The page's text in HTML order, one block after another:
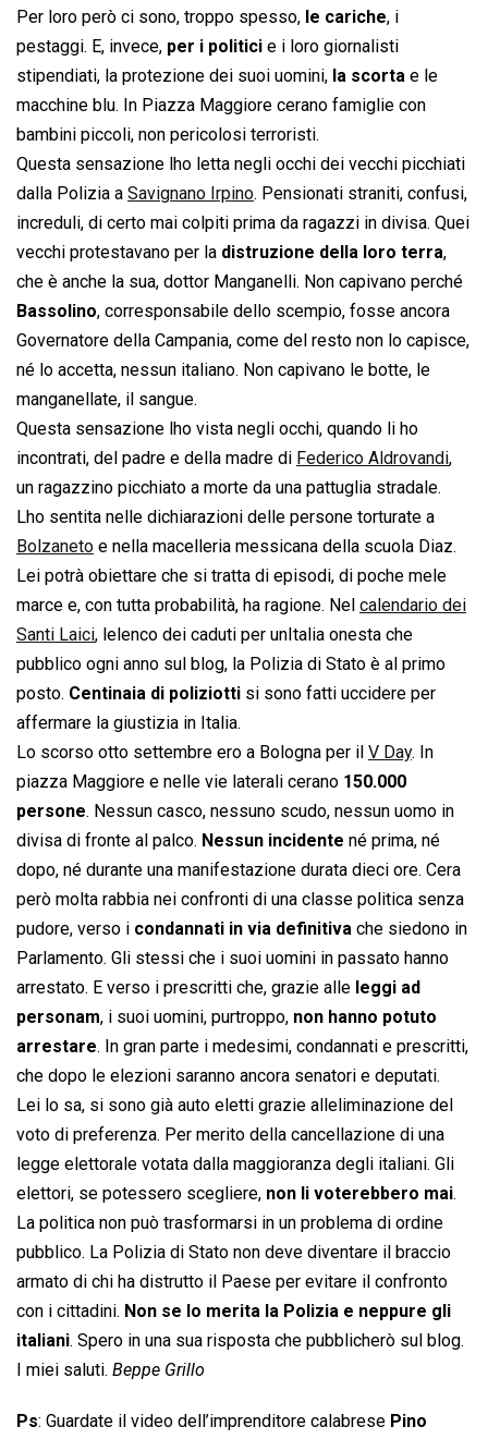
Per loro però ci sono, troppo spesso, le cariche, i
pestaggi. E, invece, per i politici e i loro giornalisti
stipendiati, la protezione dei suoi uomini, la scorta e le
macchine blu. In Piazza Maggiore cerano famiglie con
bambini piccoli, non pericolosi terroristi.
Questa sensazione lho letta negli occhi dei vecchi picchiati
dalla Polizia a Savignano Irpino. Pensionati straniti, confusi,
increduli, di certo mai colpiti prima da ragazzi in divisa. Quei
vecchi protestavano per la distruzione della loro terra,
che è anche la sua, dottor Manganelli. Non capivano perché
Bassolino, corresponsabile dello scempio, fosse ancora
Governatore della Campania, come del resto non lo capisce,
né lo accetta, nessun italiano. Non capivano le botte, le
manganellate, il sangue.
Questa sensazione lho vista negli occhi, quando li ho
incontrati, del padre e della madre di Federico Aldrovandi,
un ragazzino picchiato a morte da una pattuglia stradale.
Lho sentita nelle dichiarazioni delle persone torturate a
Bolzaneto e nella macelleria messicana della scuola Diaz.
Lei potrà obiettare che si tratta di episodi, di poche mele
marce e, con tutta probabilità, ha ragione. Nel calendario dei
Santi Laici, lelenco dei caduti per unItalia onesta che
pubblico ogni anno sul blog, la Polizia di Stato è al primo
posto. Centinaia di poliziotti si sono fatti uccidere per
affermare la giustizia in Italia.
Lo scorso otto settembre ero a Bologna per il V Day. In
piazza Maggiore e nelle vie laterali cerano 150.000
persone. Nessun casco, nessuno scudo, nessun uomo in
divisa di fronte al palco. Nessun incidente né prima, né
dopo, né durante una manifestazione durata dieci ore. Cera
però molta rabbia nei confronti di una classe politica senza
pudore, verso i condannati in via definitiva che siedono in
Parlamento. Gli stessi che i suoi uomini in passato hanno
arrestato. E verso i prescritti che, grazie alle leggi ad
personam, i suoi uomini, purtroppo, non hanno potuto
arrestare. In gran parte i medesimi, condannati e prescritti,
che dopo le elezioni saranno ancora senatori e deputati.
Lei lo sa, si sono già auto eletti grazie alleliminazione del
voto di preferenza. Per merito della cancellazione di una
legge elettorale votata dalla maggioranza degli italiani. Gli
elettori, se potessero scegliere, non li voterebbero mai.
La politica non può trasformarsi in un problema di ordine
pubblico. La Polizia di Stato non deve diventare il braccio
armato di chi ha distrutto il Paese per evitare il confronto
con i cittadini. Non se lo merita la Polizia e neppure gli
italiani. Spero in una sua risposta che pubblicherò sul blog.
I miei saluti. Beppe Grillo
Ps: Guardate il video dell’imprenditore calabrese Pino